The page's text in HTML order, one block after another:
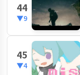
44
▼9
45
▼4